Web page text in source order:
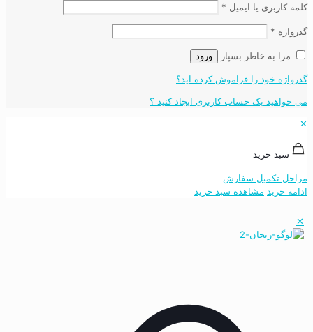
کلمه کاربری یا ایمیل *
گذرواژه *
مرا به خاطر بسپار ورود
گذرواژه خود را فراموش کرده اید؟
می خواهید یک حساب کاربری ایجاد کنید ؟
✕
سبد خرید
مراحل تکمیل سفارش
ادامه خرید مشاهده سبد خرید
✕